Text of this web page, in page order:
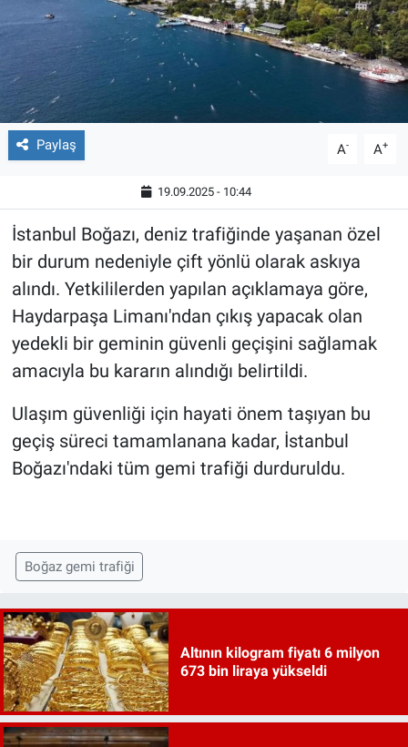
Paylaş A- A+
19.09.2025 - 10:44
İstanbul Boğazı, deniz trafiğinde yaşanan özel
bir durum nedeniyle çift yönlü olarak askıya
alındı. Yetkililerden yapılan açıklamaya göre,
Haydarpaşa Limanı'ndan çıkış yapacak olan
yedekli bir geminin güvenli geçişini sağlamak
amacıyla bu kararın alındığı belirtildi.
Ulaşım güvenliği için hayati önem taşıyan bu
geçiş süreci tamamlanana kadar, İstanbul
Boğazı'ndaki tüm gemi trafiği durduruldu.
Boğaz gemi trafiği
Altının kilogram fiyatı 6 milyon
673 bin liraya yükseldi